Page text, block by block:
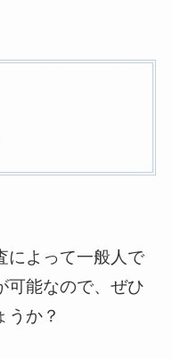
によって一般人で
可能なので、ぜひ
うか？